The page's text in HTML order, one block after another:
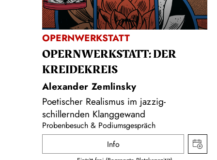
OPERNWERKSTATT
OPERNWERKSTATT: DER
KREIDEKREIS
Alexander Zemlinsky
Poetischer Realismus im jazzig-
schillernden Klanggewand
Probenbesuch & Podiumsgespräch
Info